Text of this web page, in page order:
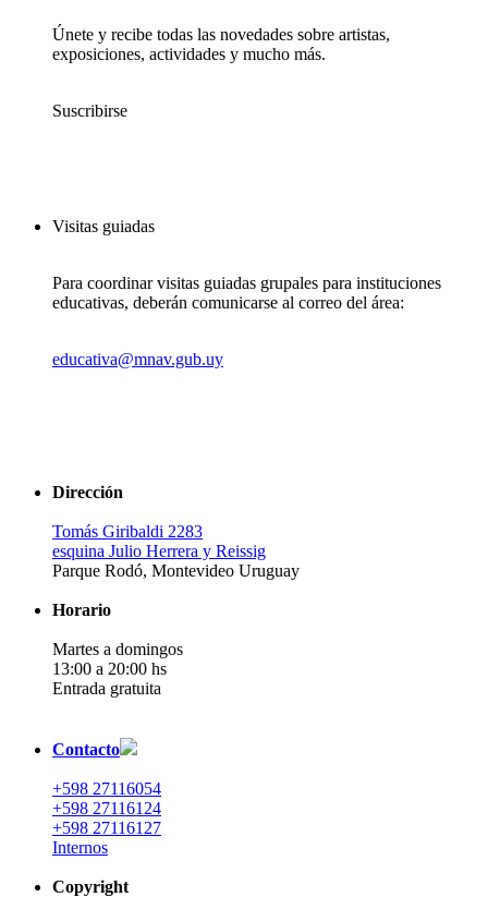
Únete y recibe todas las novedades sobre artistas,
exposiciones, actividades y mucho más.
Suscribirse
Visitas guiadas
Para coordinar visitas guiadas grupales para instituciones
educativas, deberán comunicarse al correo del área:
educativa@mnav.gub.uy
Dirección
Tomás Giribaldi 2283
esquina Julio Herrera y Reissig
Parque Rodó, Montevideo Uruguay
Horario
Martes a domingos
13:00 a 20:00 hs
Entrada gratuita
Contacto
+598 27116054
+598 27116124
+598 27116127
Internos
Copyright